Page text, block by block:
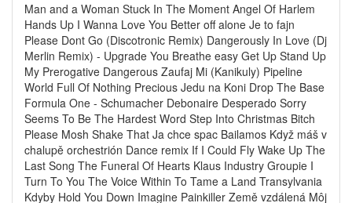
Man and a Woman Stuck In The Moment Angel Of Harlem
Hands Up I Wanna Love You Better off alone Je to fajn
Please Dont Go (Discotronic Remix) Dangerously In Love (Dj
Merlin Remix) - Upgrade You Breathe easy Get Up Stand Up
My Prerogative Dangerous Zaufaj Mi (Kanikuly) Pipeline
World Full Of Nothing Precious Jedu na Koni Drop The Base
Formula One - Schumacher Debonaire Desperado Sorry
Seems To Be The Hardest Word Step Into Christmas Bitch
Please Mosh Shake That Ja chce spac Bailamos Když máš v
chalupě orchestrión Dance remix If I Could Fly Wake Up The
Last Song The Funeral Of Hearts Klaus Industry Groupie I
Turn To You The Voice Within To Tame a Land Transylvania
Kdyby Hold You Down Imagine Painkiller Země vzdálená Môj